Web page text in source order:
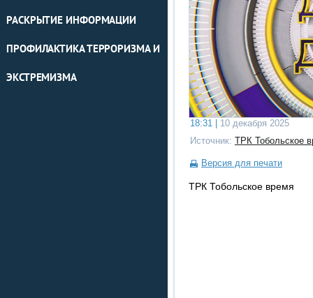
РАСКРЫТИЕ ИНФОРМАЦИИ
ПРОФИЛАКТИКА ТЕРРОРИЗМА И
ЭКСТРЕМИЗМА
18:31 |
10 декабря 2025
Источник: ТРК Тобольское
Версия для печати
ТРК Тобольское время